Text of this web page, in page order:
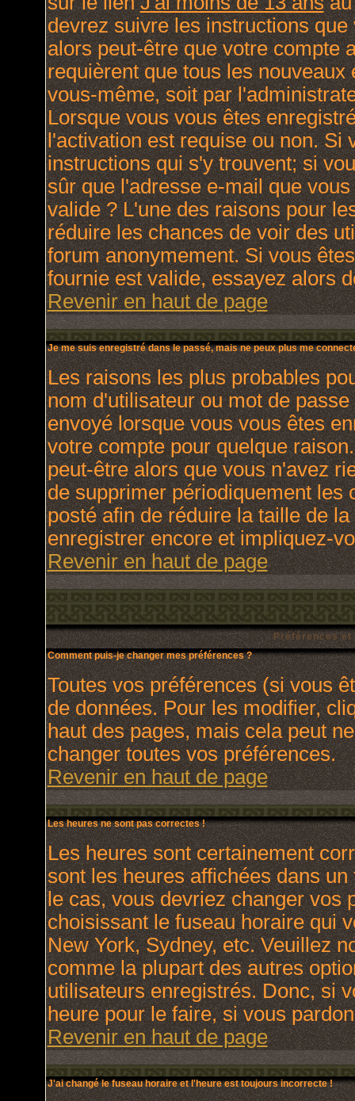
devrez suivre les instructions
alors peut-être que votre compte
requièrent que tous les
vous-même, soit par
Lorsque vous vous êtes
l'activation est requise ou non. Si
instructions qui s'y trouvent; si
sûr que l'adresse e-mail que
valide ? L'une des raisons pour
réduire les chances de voir des
forum anonymement. Si vous
fournie est valide, essayez alors
Revenir en haut de page
Je me suis enregistré dans le passé, mais ne peux plus me
Les raisons les plus probables
nom d'utilisateur ou mot de
envoyé lorsque vous vous êtes
votre compte pour quelque
peut-être alors que vous n'avez
de supprimer périodiquement les
posté afin de réduire la taille de
enregistrer encore et impliquez-
Revenir en haut de page
Préférences
Comment puis-je changer mes préférences ?
Toutes vos préférences (si vous
de données. Pour les modifier,
haut des pages, mais cela peut
changer toutes vos préférences.
Revenir en haut de page
Les heures ne sont pas correctes !
Les heures sont certainement
sont les heures affichées dans
le cas, vous devriez changer vos
choisissant le fuseau horaire qui
New York, Sydney, etc. Veuillez
comme la plupart des autres
utilisateurs enregistrés. Donc, si
heure pour le faire, si vous
Revenir en haut de page
J'ai changé le fuseau horaire et l'heure est toujours incorrecte !